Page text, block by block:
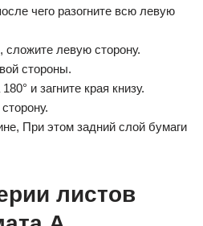
чего разогните всю левую
сложите левую сторону.
стороны.
и загните края книзу.
При этом задний слой бумаги
листов